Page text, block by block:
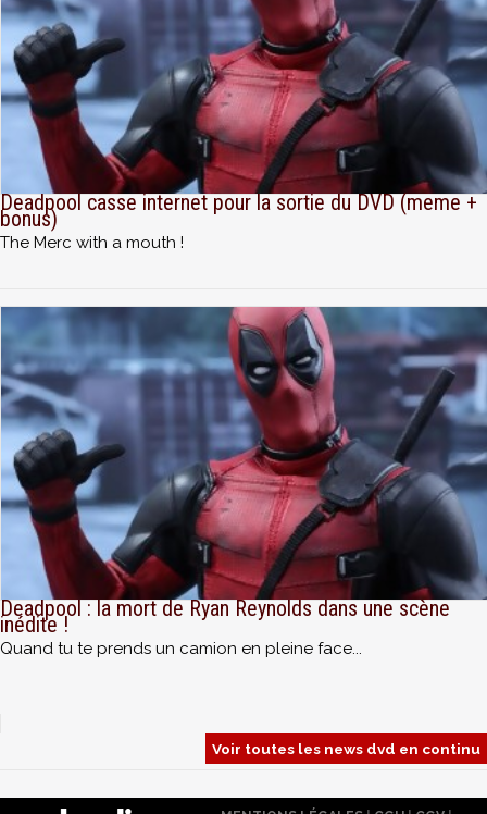
Deadpool casse internet pour la sortie du DVD (meme +
bonus)
The Merc with a mouth !
Deadpool : la mort de Ryan Reynolds dans une scène
inédite !
Quand tu te prends un camion en pleine face...
Voir toutes les news dvd en continu